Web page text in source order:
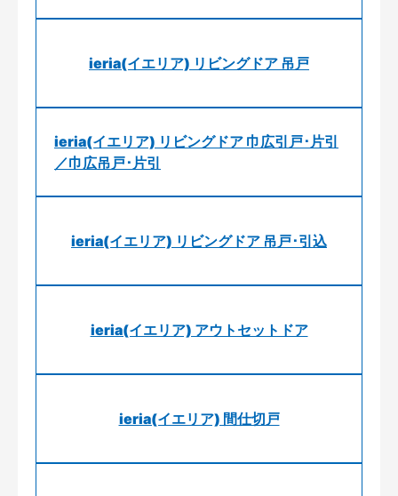
ieria(イエリア) リビングドア 吊戸
ieria(イエリア) リビングドア 巾広引戸･片引
／巾広吊戸･片引
ieria(イエリア) リビングドア 吊戸･引込
ieria(イエリア) アウトセットドア
ieria(イエリア) 間仕切戸